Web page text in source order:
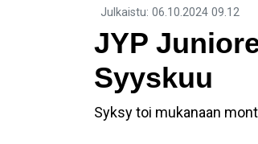
Julkaistu: 06.10.2024 09.12
JYP
Syyskuu
Syksy toi mukanaan